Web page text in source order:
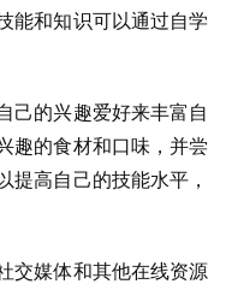
能和知识可以通过自学
己的兴趣爱好来丰富自
趣的食材和口味，并尝
提高自己的技能水平，
交媒体和其他在线资源